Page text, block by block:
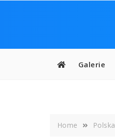
Galerie
Home Polska